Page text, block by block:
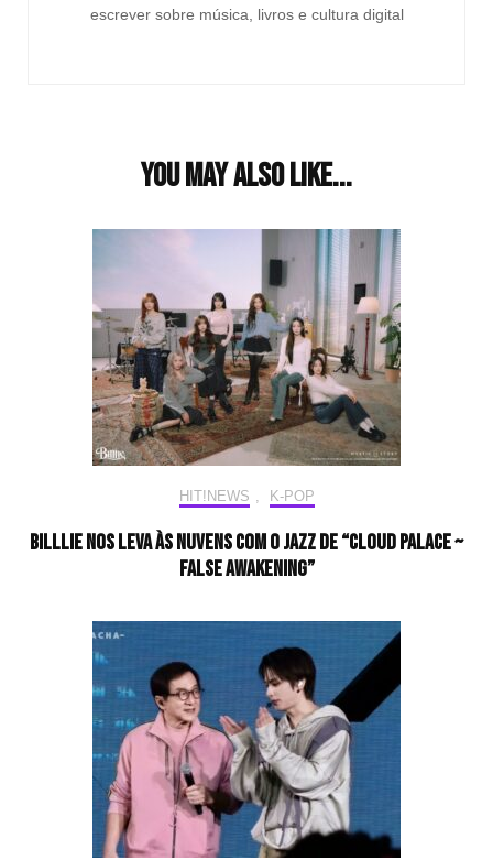
escrever sobre música, livros e cultura digital
You may also like...
HIT!NEWS , K-POP
Billlie nos leva às nuvens com o jazz de “cloud palace ~
false awakening”